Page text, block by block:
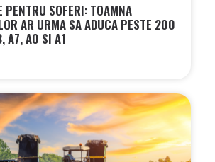
PENTRU SOFERI: TOAMNA
AR URMA SA ADUCA PESTE 200
A7, A0 SI A1